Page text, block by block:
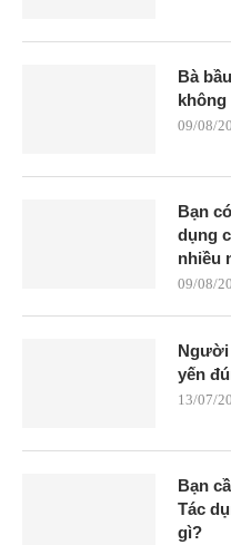
Bà
không
09/08/
Bạn
dụng
nhiều
09/08/
Người
yến
13/07/
Bạn
Tác
gì?